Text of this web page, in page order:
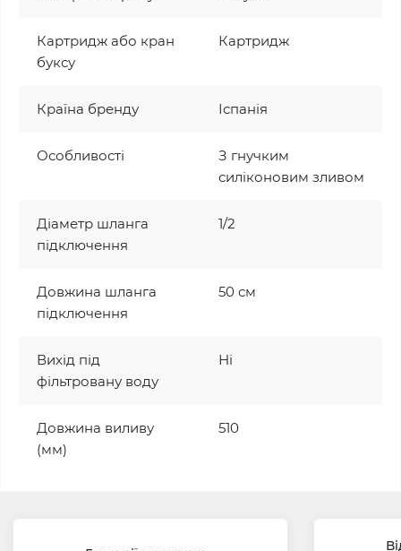
Картридж або кран
буксу
Картридж
Країна бренду Іспанія
Особливості
З гнучким
силіконовим зливом
Діаметр шланга
підключення
1/2
Довжина шланга
підключення
50 см
Вихід під
фільтровану воду
Ні
Довжина виливу
(мм)
510